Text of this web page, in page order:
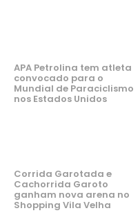
APA Petrolina tem atleta
convocado para o
Mundial de Paraciclismo
nos Estados Unidos
Corrida Garotada e
Cachorrida Garoto
ganham nova arena no
Shopping Vila Velha